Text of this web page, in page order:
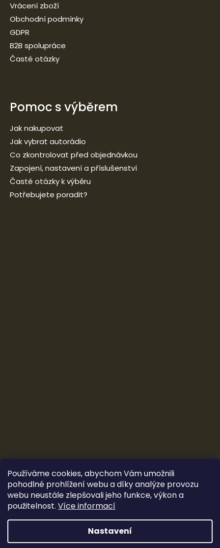
Používáme cookies, abychom Vám umožnili
pohodlné prohlížení webu a díky analýze provozu
webu neustále zlepšovali jeho funkce, výkon a
použitelnost. Více informací
Nastavení
Vrácení zboží
Obchodní podmínky
GDPR
B2B spolupráce
Časté otázky
Pomoc s výběrem
Jak nakupovat
Jak vybrat autorádio
Co zkontrolovat před objednávkou
Zapojení, nastavení a příslušenství
Časté otázky k výběru
Potřebujete poradit?
Vytvořil Shoptet&Ludec
Copyright 2026CarTune Stereo s.r.o.. Všechna práva